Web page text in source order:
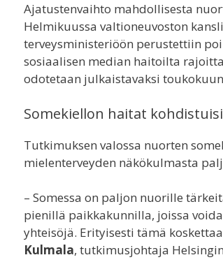
Ajatustenvaihto mahdollisesta
Helmikuussa valtioneuvoston
terveysministeriöön perustettiin
sosiaalisen median haitoilta
odotetaan julkaistavaksi
Somekiellon haitat
Tutkimuksen valossa nuorten
mielenterveyden näkökulmasta
– Somessa on paljon nuorille
pienillä paikkakunnilla, joissa
yhteisöjä. Erityisesti tämä
Kulmala, tutkimusjohtaja